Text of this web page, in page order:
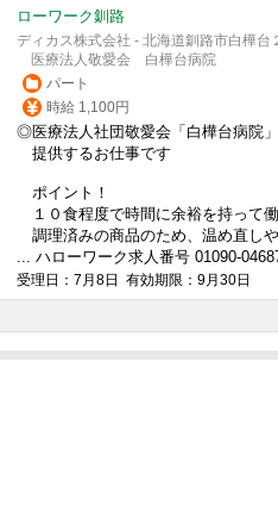
ローワーク釧路
ディカス株式会社 - 北海道釧路市白樺台
医療法人敬愛会 白樺台病院
パート
時給 1,100円
◎医療法人社団敬愛会「白樺台病院
提供するお仕事です
ポイント！
１０食程度で時間に余裕を持って働
調理済みの商品のため、温め直し
... ハローワーク求人番号 01090-
受理日：7月8日 有効期限：9月30日